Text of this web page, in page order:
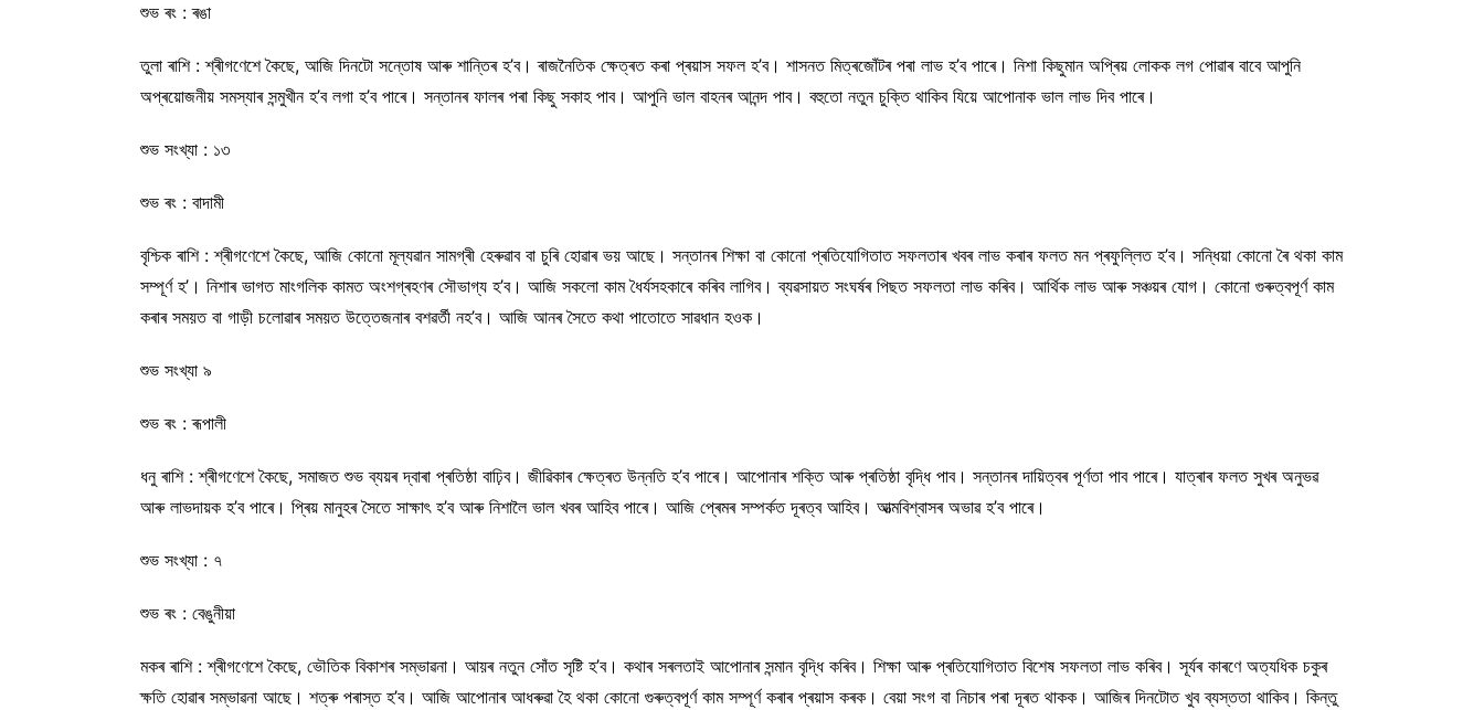
শুভ ৰং : ৰঙা
তুলা ৰাশি : শ্ৰীগণেশে কৈছে, আজি দিনটো সন্তোষ আৰু শান্তিৰ হ’ব। ৰাজনৈতিক ক্ষেত্ৰত কৰা প্ৰয়াস সফল হ’ব। শাসনত মিত্ৰজোঁটৰ পৰা লাভ হ’ব পাৰে। নিশা কিছুমান অপ্ৰিয় লোকক লগ পোৱাৰ বাবে আপুনি
অপ্ৰয়োজনীয় সমস্যাৰ সন্মুখীন হ’ব লগা হ’ব পাৰে। সন্তানৰ ফালৰ পৰা কিছু সকাহ পাব। আপুনি ভাল বাহনৰ আনন্দ পাব। বহুতো নতুন চুক্তি থাকিব যিয়ে আপোনাক ভাল লাভ দিব পাৰে।
শুভ সংখ্যা : ১৩
শুভ ৰং : বাদামী
বৃশ্চিক ৰাশি : শ্ৰীগণেশে কৈছে, আজি কোনো মূল্যৱান সামগ্ৰী হেৰুৱাব বা চুৰি হোৱাৰ ভয় আছে। সন্তানৰ শিক্ষা বা কোনো প্ৰতিযোগিতাত সফলতাৰ খবৰ লাভ কৰাৰ ফলত মন প্ৰফুল্লিত হ’ব। সন্ধিয়া কোনো ৰৈ থকা কাম
সম্পূৰ্ণ হ’। নিশাৰ ভাগত মাংগলিক কামত অংশগ্ৰহণৰ সৌভাগ্য হ’ব। আজি সকলো কাম ধৈৰ্যসহকাৰে কৰিব লাগিব। ব্যৱসায়ত সংঘৰ্ষৰ পিছত সফলতা লাভ কৰিব। আৰ্থিক লাভ আৰু সঞ্চয়ৰ যোগ। কোনো গুৰুত্বপূৰ্ণ কাম
কৰাৰ সময়ত বা গাড়ী চলোৱাৰ সময়ত উত্তেজনাৰ বশৱৰ্তী নহ’ব। আজি আনৰ সৈতে কথা পাতোতে সাৱধান হওক।
শুভ সংখ্যা ৯
শুভ ৰং : ৰূপালী
ধনু ৰাশি : শ্ৰীগণেশে কৈছে, সমাজত শুভ ব্যয়ৰ দ্বাৰা প্ৰতিষ্ঠা বাঢ়িব। জীৱিকাৰ ক্ষেত্ৰত উন্নতি হ’ব পাৰে। আপোনাৰ শক্তি আৰু প্ৰতিষ্ঠা বৃদ্ধি পাব। সন্তানৰ দায়িত্বৰ পূৰ্ণতা পাব পাৰে। যাত্ৰাৰ ফলত সুখৰ অনুভৱ
আৰু লাভদায়ক হ’ব পাৰে। প্ৰিয় মানুহৰ সৈতে সাক্ষাৎ হ’ব আৰু নিশালৈ ভাল খবৰ আহিব পাৰে। আজি প্ৰেমৰ সম্পৰ্কত দূৰত্ব আহিব। আত্মবিশ্বাসৰ অভাৱ হ’ব পাৰে।
শুভ সংখ্যা : ৭
শুভ ৰং : বেঙুনীয়া
মকৰ ৰাশি : শ্ৰীগণেশে কৈছে, ভৌতিক বিকাশৰ সম্ভাৱনা। আয়ৰ নতুন সোঁত সৃষ্টি হ’ব। কথাৰ সৰলতাই আপোনাৰ সন্মান বৃদ্ধি কৰিব। শিক্ষা আৰু প্ৰতিযোগিতাত বিশেষ সফলতা লাভ কৰিব। সূৰ্যৰ কাৰণে অত্যধিক চকুৰ
ক্ষতি হোৱাৰ সম্ভাৱনা আছে। শত্ৰু পৰাস্ত হ’ব। আজি আপোনাৰ আধৰুৱা হৈ থকা কোনো গুৰুত্বপূৰ্ণ কাম সম্পূৰ্ণ কৰাৰ প্ৰয়াস কৰক। বেয়া সংগ বা নিচাৰ পৰা দূৰত থাকক। আজিৰ দিনটোত খুব ব্যস্ততা থাকিব। কিন্তু